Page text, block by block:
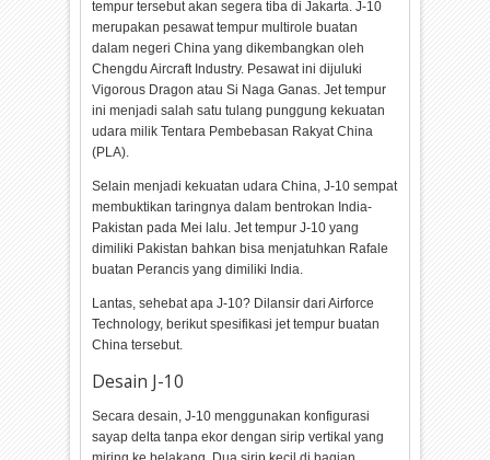
tempur tersebut akan segera tiba di Jakarta. J-10
merupakan pesawat tempur multirole buatan
dalam negeri China yang dikembangkan oleh
Chengdu Aircraft Industry. Pesawat ini dijuluki
Vigorous Dragon atau Si Naga Ganas. Jet tempur
ini menjadi salah satu tulang punggung kekuatan
udara milik Tentara Pembebasan Rakyat China
(PLA).
Selain menjadi kekuatan udara China, J-10 sempat
membuktikan taringnya dalam bentrokan India-
Pakistan pada Mei lalu. Jet tempur J-10 yang
dimiliki Pakistan bahkan bisa menjatuhkan Rafale
buatan Perancis yang dimiliki India.
Lantas, sehebat apa J-10? Dilansir dari Airforce
Technology, berikut spesifikasi jet tempur buatan
China tersebut.
Desain J-10
Secara desain, J-10 menggunakan konfigurasi
sayap delta tanpa ekor dengan sirip vertikal yang